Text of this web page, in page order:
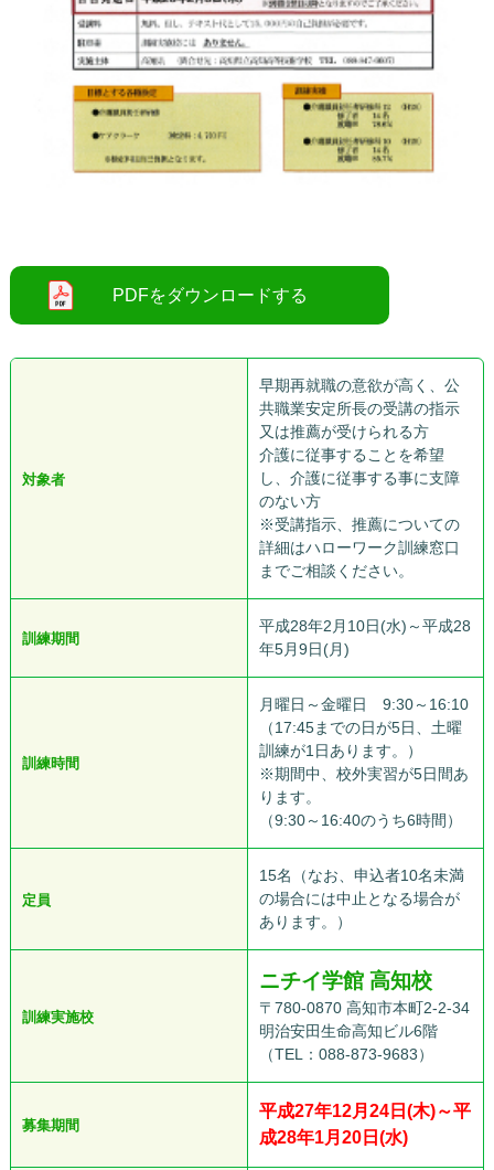
対象者
早期再就職の意欲が高く、公
共職業安定所長の受講の指示
又は推薦が受けられる方
介護に従事することを希望
し、介護に従事する事に支障
のない方
※受講指示、推薦についての
詳細はハローワーク訓練窓口
までご相談ください。
訓練期間
平成28年2月10日(水)～平成28
年5月9日(月)
訓練時間
月曜日～金曜日 9:30～16:10
（17:45までの日が5日、土曜
訓練が1日あります。）
※期間中、校外実習が5日間あ
ります。
（9:30～16:40のうち6時間）
定員
15名（なお、申込者10名未満
の場合には中止となる場合が
あります。）
訓練実施校
ニチイ学館 高知校
〒780-0870 高知市本町2-2-34
明治安田生命高知ビル6階
（TEL：088-873-9683）
募集期間
平成27年12月24日(木)～平
成28年1月20日(水)